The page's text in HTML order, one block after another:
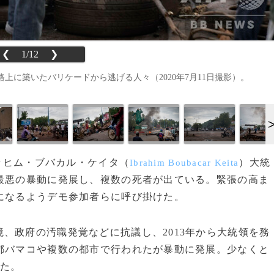
❮ 1/12 ❯
に築いたバリケードから逃げる人々（2020年7月11日撮影）。
ム・ブバカル・ケイタ（Ibrahim Boubacar Keita ）大統
の暴動に発展し、複数の死者が出ている。緊張の高ま
るようデモ参加者らに呼び掛けた。
政府の汚職発覚などに抗議し、2013年から大統領を務
マコや複数の都市で行われたが暴動に発展。少なくと
。